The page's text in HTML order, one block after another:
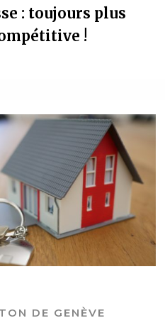
: toujours plus
!
DE GENÈVE